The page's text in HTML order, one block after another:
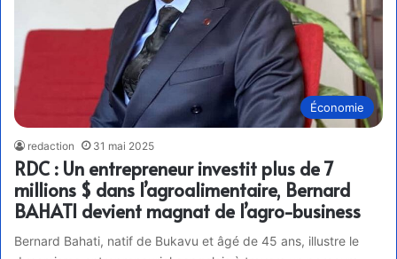
Économie
redaction 31 mai 2025
RDC : Un entrepreneur investit plus de 7
millions $ dans l’agroalimentaire, Bernard
BAHATI devient magnat de l’agro-business
Bernard Bahati, natif de Bukavu et âgé de 45 ans, illustre le